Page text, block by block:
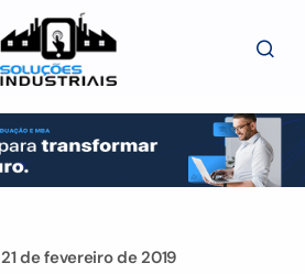
21 de fevereiro de 2019